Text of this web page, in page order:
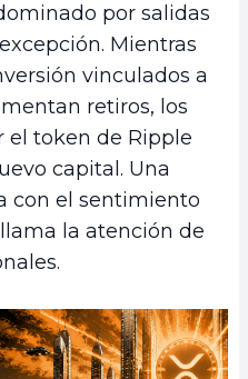
por salidas
Mientras
vinculados a
retiros, los
el token de Ripple
capital. Una
con el sentimiento
la atención de